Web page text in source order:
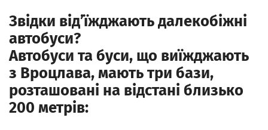
Звідки від’їжджають далекобіжні
автобуси?
Автобуси та буси, що виїжджають
з Вроцлава, мають три бази,
розташовані на відстані близько
200 метрів: